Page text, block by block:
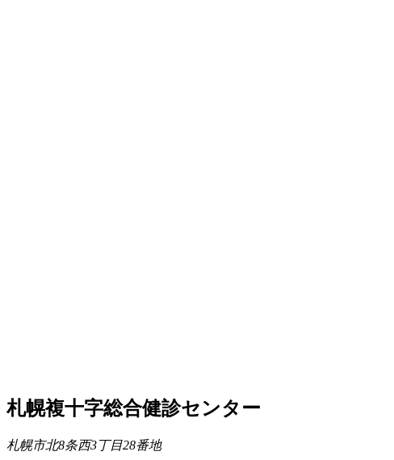
札幌複十字総合健診センター
札幌市北8条西3丁目28番地